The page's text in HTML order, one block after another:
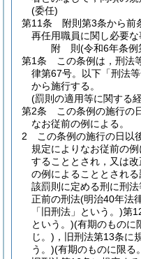
(委任)
第11条
附則第3条から前
再任用職員に関し必要な
附 則(令和6年条例
第1条
この条例は，刑法
律第67号。以下「刑法
から施行する。
(罰則の適用等に関する
第2条
この条例の施行の
なお従前の例による。
2
この条例の施行の日以
規定によりなお従前の
することとされ，又は
の例によることとされ
該罰則に定める刑に刑
正前の刑法(明治40年法
「旧刑法」という。)第
という。)(有期のものに
じ。) ，旧刑法第13条に
う。)(有期のものに限る